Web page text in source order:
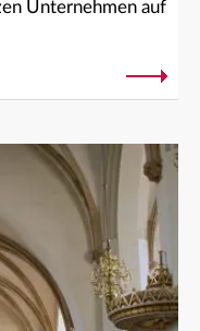
Unternehmen auf